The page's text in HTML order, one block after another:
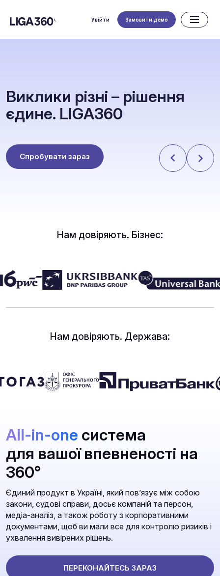
Увійти Замовити демо
Виклики різні – рішення
єдине. LIGA360
Спробувати зараз
Нам довіряють. Бізнес:
Нам довіряють. Держава:
All-in-one система
для вашої впевненості на
360°
Єдиний продукт в Україні, який повʼязує між собою
закони, судові справи, досьє компаній та персон,
медіа-аналіз, а також роботу з корпоративними
документами, щоб ви мали все для контролю ризиків і
ухвалення вивірених рішень.
ПЕРЕКОНАЙТЕСЬ ЗАРАЗ